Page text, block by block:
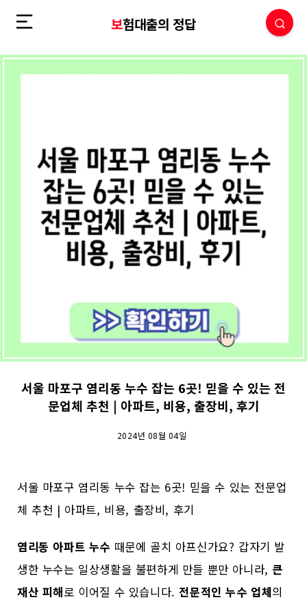
보험대출의 정답
서울 마포구 염리동 누수 잡는 6곳! 믿을 수 있는 전
문업체 추천 | 아파트, 비용, 출장비, 후기
2024년 08월 04일
서울 마포구 염리동 누수 잡는 6곳! 믿을 수 있는 전문업
체 추천 | 아파트, 비용, 출장비, 후기
염리동 아파트 누수 때문에 골치 아프신가요? 갑자기 발
생한 누수는 일상생활을 불편하게 만들 뿐만 아니라, 큰
재산 피해로 이어질 수 있습니다.전문적인 누수 업체의